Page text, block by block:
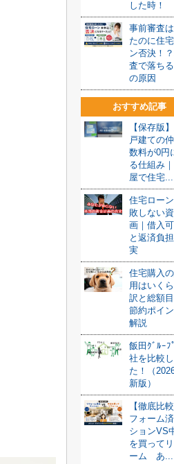
した時！
事前審査
たのに住
ン否決！
査で落ち
の原因
おすすめ記事
【保存版
戸建ての
数料が0円
る仕組み
屋で住宅...
住宅ロー
敗しない
画｜借入
と返済負
実
住宅購入
用はいく
訳と総額目
節約ポイ
解説
飯田ｸﾞﾙｰﾌ
社を比較
た！（
新版）
【徹底比
フォーム
ションVS
を買って
ーム あ...